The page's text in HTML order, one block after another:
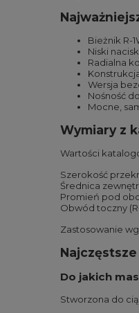
Bieżnik R-
Niski
Radialna
Wersja
Nośność
Mocne,
Wymiary z
Wartości
Szerokość
Średnica
Promień pod
Obwód toczny
Zastosowanie
Do jakich
Stworzona do